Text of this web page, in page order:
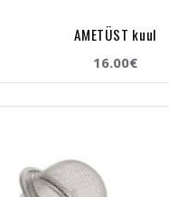
AMETÜST kuul
16.00€